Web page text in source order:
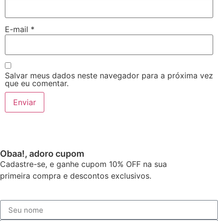
E-mail *
Salvar meus dados neste navegador para a próxima vez
que eu comentar.
Obaa!, adoro cupom
Cadastre-se, e ganhe cupom 10% OFF na sua
primeira compra e descontos exclusivos.